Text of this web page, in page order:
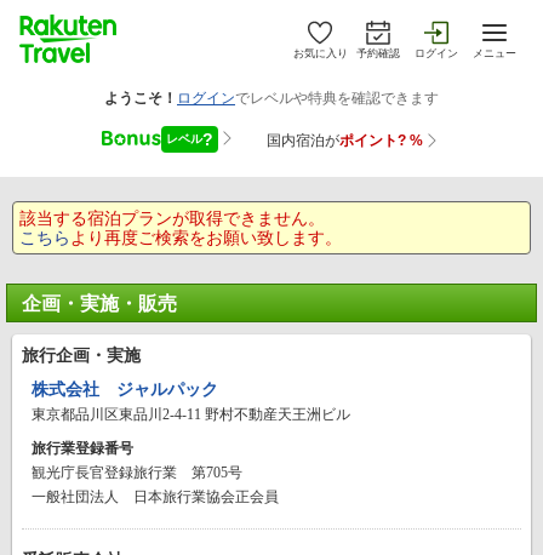
お気に入り 予約確認 ログイン メニュー
該当する宿泊プランが取得できません。
こちら より再度ご検索をお願い致します。
企画・実施・販売
旅行企画・実施
株式会社 ジャルパック
東京都品川区東品川2-4-11 野村不動産天王洲ビル
旅行業登録番号
観光庁長官登録旅行業 第705号
一般社団法人 日本旅行業協会正会員